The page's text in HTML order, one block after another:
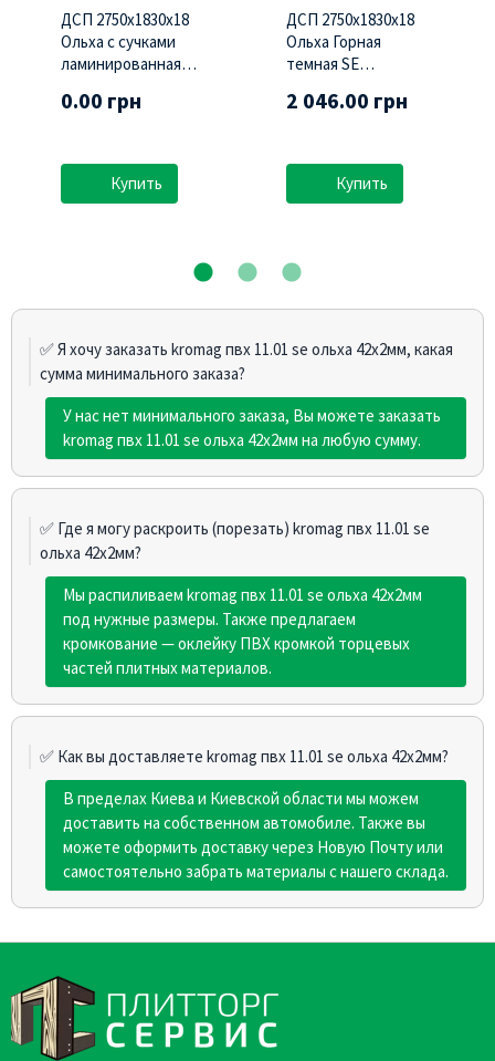
ДСП 2750х1830х18
Ольха с сучками
ламинированная
0.00 грн
Купить
ДСП 2750х1830х18
Ольха Горная
темная SE
(Swisspan)
2 046.00 грн
Купить
✅ Я хочу заказать kromag пвх 11.01 sе ольха 42х2мм, какая
сумма минимального заказа?
У нас нет минимального заказа, Вы можете заказать
kromag пвх 11.01 sе ольха 42х2мм на любую сумму.
✅ Где я могу раскроить (порезать) kromag пвх 11.01 sе
ольха 42х2мм?
Мы распиливаем kromag пвх 11.01 sе ольха 42х2мм
под нужные размеры. Также предлагаем
кромкование — оклейку ПВХ кромкой торцевых
частей плитных материалов.
✅ Как вы доставляете kromag пвх 11.01 sе ольха 42х2мм?
В пределах Киева и Киевской области мы можем
доставить на собственном автомобиле. Также вы
можете оформить доставку через Новую Почту или
самостоятельно забрать материалы с нашего склада.